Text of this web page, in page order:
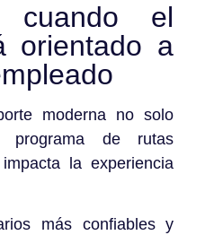
cuando el
orientado a
moderna no solo
programa de rutas
la experiencia
más confiables y